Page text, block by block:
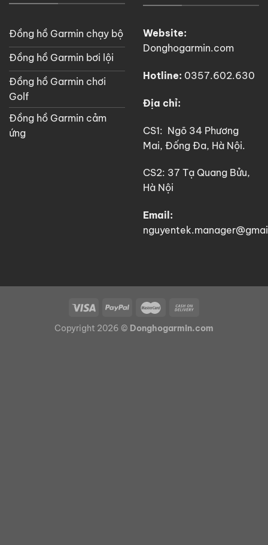
Đồng hồ Garmin chạy bộ
Đồng hồ Garmin bơi lội
Đồng hồ Garmin chơi
Golf
Đồng hồ Garmin cảm
ứng
Website:
Donghogarmin.com
Hotline: 0357.602.630
Địa chỉ:
CS1: Ngõ 34 Phương
Mai, Đống Đa, Hà Nội.
CS2: 37 Tạ Quang Bửu,
Hà Nội
Email:
Copyright 2026 © Donghogarmin.com